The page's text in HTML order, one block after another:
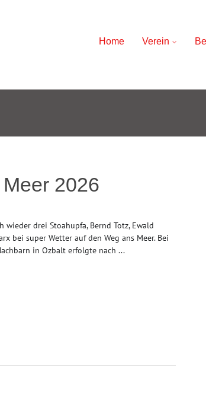
Home Verein
content
2026
wieder drei Stoahupfa, Bernd Totz, Ewald
bei super Wetter auf den Weg ans Meer. Bei
in Ozbalt erfolgte nach ...